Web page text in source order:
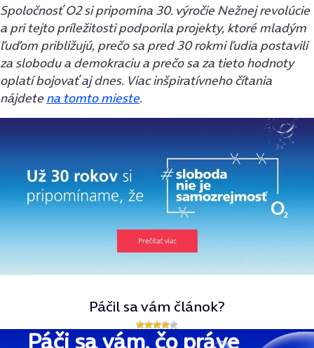
Spoločnosť O2 si pripomína 30. výročie Nežnej revolúcie
a pri tejto príležitosti podporila projekty, ktoré mladým
ľuďom približujú, prečo sa pred 30 rokmi ľudia postavili
za slobodu a demokraciu a prečo sa za tieto hodnoty
oplatí bojovať aj dnes. Viac inšpiratívneho čítania
nájdetena tomto mieste.
Páčil sa vám článok?
Páči sa vám, čo práve